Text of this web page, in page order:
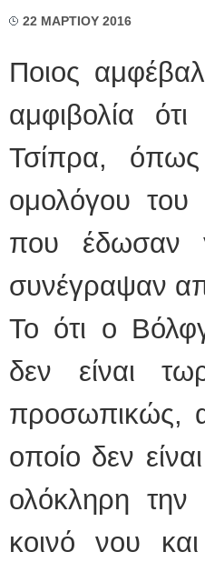
22 ΜΑΡΤΙΟΥ 2016
Ποιος
αμφιβολία
Τσίπρα,
ομολόγου του
που έδωσαν
συνέγραψαν
Το ότι ο
δεν είναι
προσωπικώς,
οποίο δεν
ολόκληρη
κοινό νου